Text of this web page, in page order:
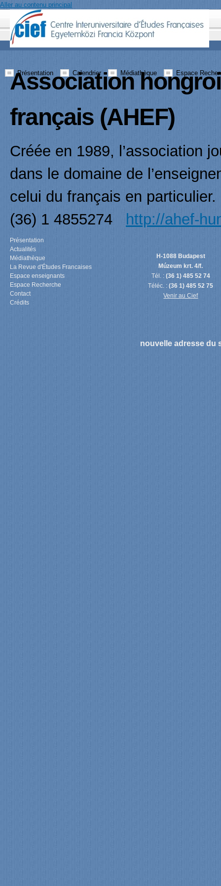
Aller au contenu principal
Présentation Calendrier Médiathèque Espace
Association
français (AHEF)
Créée en 1989, l’association
dans le domaine de
celui du français en
(36) 1 4855274
http://ahef-
Présentation
Actualités
Médiathèque
La Revue d'Études Francaises
Espace enseignants
Espace Recherche
Contact
Crédits
H-1088 Budapest
Múzeum krt. 4/f.
Tél. : (36 1) 485 52 74
Téléc. :(36 1) 485 52 75
Venir au Cief
nouvelle adresse du